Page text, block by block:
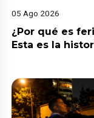
05 Ago 2026
¿Por qué es
Esta es la